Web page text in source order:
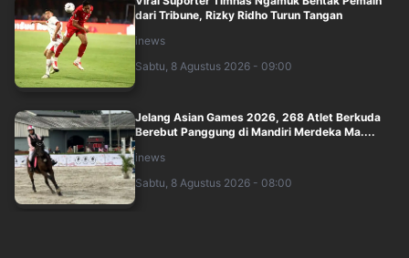
dari Tribune, Rizky Ridho Turun Tangan
inews
Sabtu, 8 Agustus 2026 - 09:00
Jelang Asian Games 2026, 268 Atlet Berkuda
Berebut Panggung di Mandiri Merdeka Ma....
inews
Sabtu, 8 Agustus 2026 - 08:00